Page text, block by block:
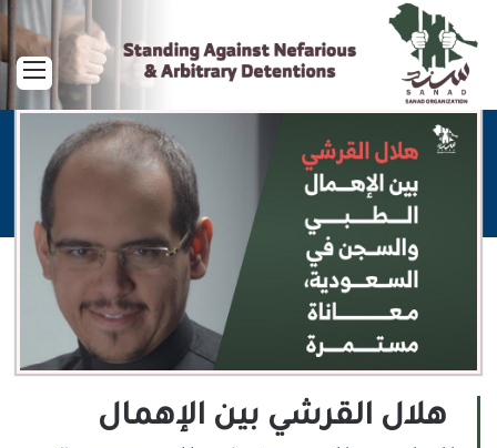
هلال القرشي بين الإهمال